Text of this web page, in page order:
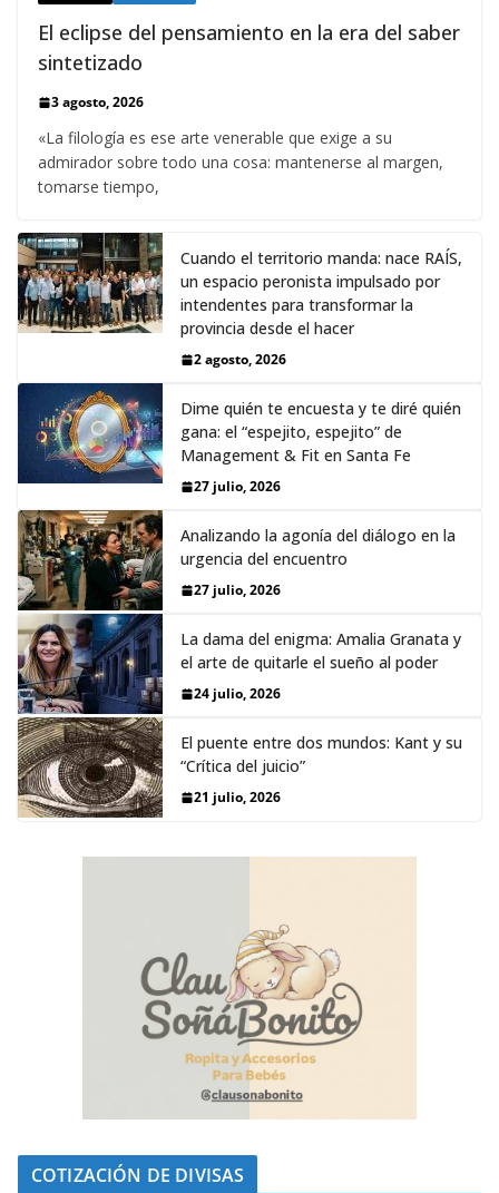
El eclipse del pensamiento en la era del saber
sintetizado
3 agosto, 2026
«La filología es ese arte venerable que exige a su
admirador sobre todo una cosa: mantenerse al margen,
tomarse tiempo,
Cuando el territorio manda: nace RAÍS,
un espacio peronista impulsado por
intendentes para transformar la
provincia desde el hacer
2 agosto, 2026
Dime quién te encuesta y te diré quién
gana: el “espejito, espejito” de
Management & Fit en Santa Fe
27 julio, 2026
Analizando la agonía del diálogo en la
urgencia del encuentro
27 julio, 2026
La dama del enigma: Amalia Granata y
el arte de quitarle el sueño al poder
24 julio, 2026
El puente entre dos mundos: Kant y su
“Crítica del juicio”
21 julio, 2026
COTIZACIÓN DE DIVISAS